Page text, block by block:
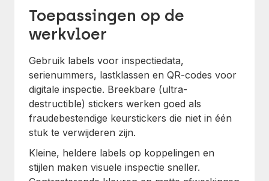
Toepassingen op de
werkvloer
Gebruik labels voor inspectiedata,
serienummers, lastklassen en QR-codes voor
digitale inspectie. Breekbare (ultra-
destructible) stickers werken goed als
fraudebestendige keurstickers die niet in één
stuk te verwijderen zijn.
Kleine, heldere labels op koppelingen en
stijlen maken visuele inspectie sneller.